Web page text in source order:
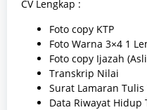
CV Lengkap :
Foto copy KTP
Foto Warna 3×4 1
Foto copy Ijazah
Transkrip Nilai
Surat Lamaran
Data Riwayat Hidup